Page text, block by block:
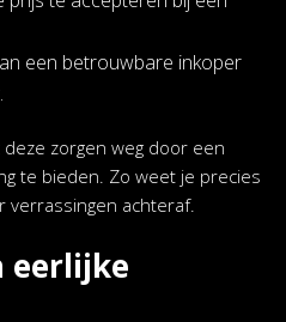
een betrouwbare inkoper
zorgen weg door een
te bieden. Zo weet je precies
verrassingen achteraf.
eerlijke